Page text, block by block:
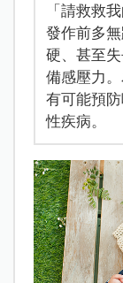
「請救救
發作前多
硬、甚至
備感壓力
有可能預
性疾病。